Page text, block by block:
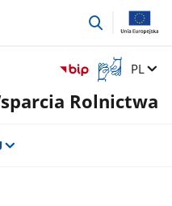
przejdź
Otwórz
okno
z
Zmień
PL
Rolnictwa